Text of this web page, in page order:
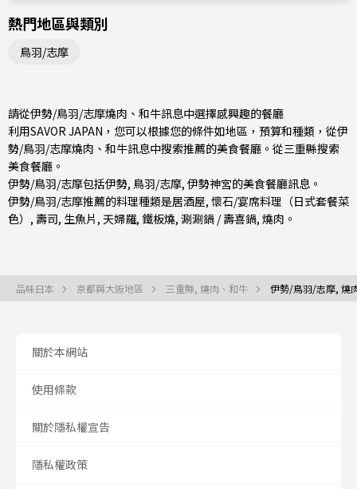
熱門地區與類別
鳥羽/志摩
請從伊勢/鳥羽/志摩燒肉、和牛訊息中選擇感興趣的餐廳
利用SAVOR JAPAN，您可以根據您的條件如地區，預算和種類，從伊
勢/鳥羽/志摩燒肉、和牛訊息中搜索推薦的美食餐廳。從三重縣搜索
美食餐廳。
伊勢/鳥羽/志摩包括伊勢, 鳥羽/志摩, 伊勢神宮的美食餐廳訊息。
伊勢/鳥羽/志摩推薦的料理種類是居酒屋, 懷石/宴席料理（日式套餐菜
色） , 壽司, 生魚片 , 天婦羅, 鐵板燒, 涮涮鍋 / 壽喜鍋, 燒肉 。
品味日本 京都與大阪地區 三重縣, 燒肉、和牛 伊勢/鳥羽/志摩, 燒
關於本網站
使用條款
關於隱私權宣告
隱私權政策